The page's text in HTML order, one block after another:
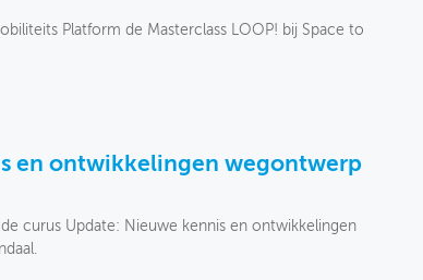
Platform de Masterclass LOOP! bij Space to
en ontwikkelingen wegontwerp
curus Update: Nieuwe kennis en ontwikkelingen